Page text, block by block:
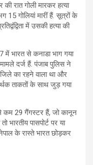
रात गोली मारकर हत्या
15 गोलियां मारीं हैं. सूत्रों के
में उसकी हत्या की
में भारत से कनाडा भाग गया
दर्ज हैं. पंजाब पुलिस ने
का रहने वाला था और
ताकतों के साथ जुड़ गया
कम 29 गैंगस्टर हैं, जो कानून
भारतीय पासपोर्ट पर या
के रास्ते भारत छोड़कर